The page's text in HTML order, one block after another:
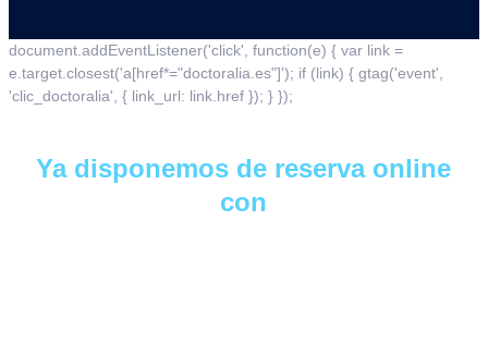
document.addEventListener('click', function(e) { var link =
e.target.closest('a[href*="doctoralia.es"]'); if (link) { gtag('event',
'clic_doctoralia', { link_url: link.href }); } });
Ya disponemos de reserva online
con